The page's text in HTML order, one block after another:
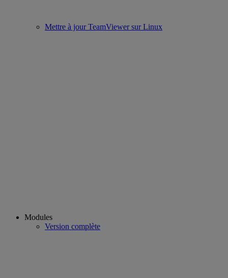
Mettre à jour TeamViewer sur Linux
Modules
Version complète